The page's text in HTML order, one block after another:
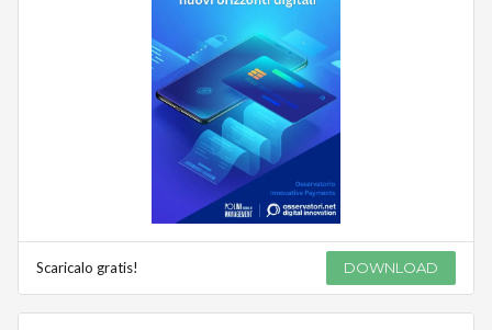
Scaricalo gratis! DOWNLOAD